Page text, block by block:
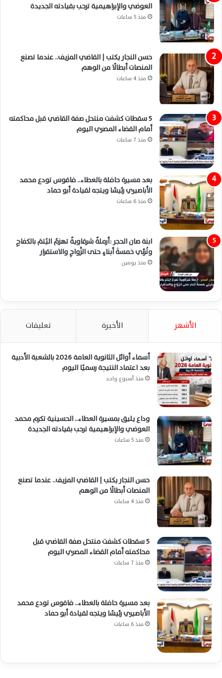
العوضي والإبراهيمية ترحب بقيادته الجديدة
منذ 5 ساعات
حسن النجار يكتب | القاضي المزيف.. عندما تصنع
المنصات أبطالًا من الوهم
منذ 4 ساعات
5 سقطات كشفت منتحل صفة القاضي قبل محاكمته
أمام القضاء المصري اليوم
منذ 7 ساعات
بعد مسيرة حافلة بالعطاء.. فاقوس تودع محمد
الأباصيري رئيسًا ويتجه لقيادة أبو حماد
منذ 6 ساعات
ابنة صان الحجر :أرملةٌ شرقاويةٌ تهزمُ اليُتمَ بالكفاحِ
وتُربِّي خمسةَ أبناءٍ حتى الزَّواجِ والاستقرار
منذ يومين
الأشهر الأخيرة تعليقات
أسماء أوائل الثانوية العامة 2026 بالشعبة الأدبية
بعد اعتماد النتيجة رسميًا اليوم
منذ أسبوع واحد
وداع يليق بمسيرة العطاء.. الحسينية تكرم محمد
العوضي والإبراهيمية ترحب بقيادته الجديدة
منذ 5 ساعات
حسن النجار يكتب | القاضي المزيف.. عندما تصنع
المنصات أبطالًا من الوهم
منذ 4 ساعات
5 سقطات كشفت منتحل صفة القاضي قبل
محاكمته أمام القضاء المصري اليوم
منذ 7 ساعات
بعد مسيرة حافلة بالعطاء.. فاقوس تودع محمد
الأباصيري رئيسًا ويتجه لقيادة أبو حماد
منذ 6 ساعات